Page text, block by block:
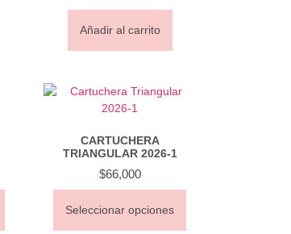
Añadir al carrito
CARTUCHERA
TRIANGULAR 2026-1
$66,000
Seleccionar opciones